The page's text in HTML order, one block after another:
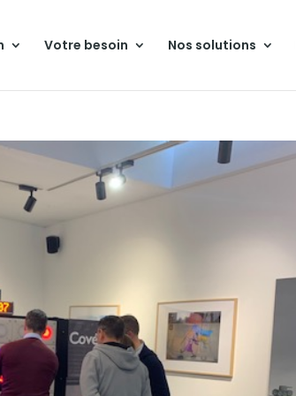
Votre besoin Nos solutions